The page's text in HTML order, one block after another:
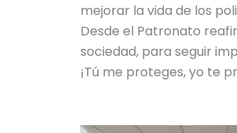
mejorar la vida de los
Desde el Patronato
sociedad, para seguir
¡Tú me proteges, yo te